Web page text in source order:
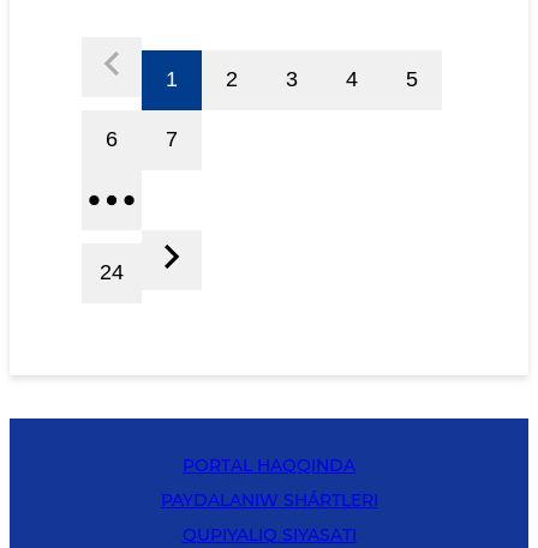
1 2 3 4 5
6 7
24
PORTAL HAQQINDA
PAYDALANIW SHÁRTLERI
QUPIYALIQ SIYASATI